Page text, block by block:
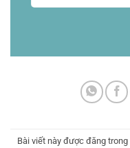
Bài viết này được đăng trong